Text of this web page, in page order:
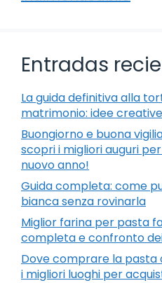
Entradas
La guida definitiva alla
matrimonio: idee
Buongiorno e buona
scopri i migliori auguri
nuovo anno!
Guida completa: come
bianca senza rovinarla
Miglior farina per pasta
completa e confronto
Dove comprare la pasta
i migliori luoghi per